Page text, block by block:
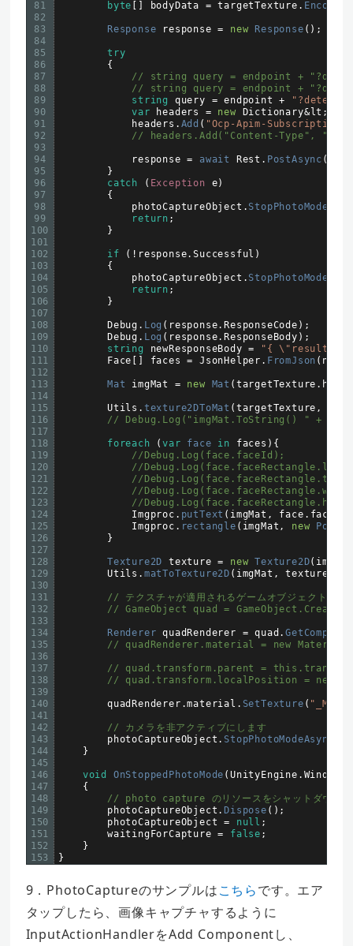
81
82
83
84
85
86
87
88
89
90
91
92
93
94
95
96
97
98
99
100
101
102
103
104
105
106
107
108
109
110
111
112
113
114
115
116
117
118
119
120
121
122
123
124
125
126
127
128
129
130
131
132
133
134
135
136
137
138
139
140
141
142
143
144
145
146
147
148
149
150
151
152
153
byte [ ] bodyData = targetTexture .
Response response = new Response ( ) ;
try
{
// string query = endpoint +
// string query = endpoint +
string
query = endpoint +
var
headers = new Dictionary&lt ;
headers . Add ( "Ocp-Apim-Subscription-
// headers.Add("Content-Type",
response = await Rest . PostAsync (
}
catch
( Exception e)
{
photoCaptureObject .
return ;
}
if ( ! response.Successful )
{
photoCaptureObject .
return ;
}
Debug . Log ( response.ResponseCode ) ;
Debug . Log ( response.ResponseBody ) ;
string
newResponseBody =
"{
Face [ ] faces = JsonHelper . FromJson (
Mat imgMat = new Mat ( targetTexture .
Utils . texture2DToMat ( targetTexture ,
// Debug.Log("imgMat.ToString() " +
foreach (var face in faces ) {
//Debug.Log(face.faceId);
//
//Debug.Log(face.faceRectangle.top);
//
//
Imgproc . putText ( imgMat , face .
Imgproc . rectangle ( imgMat , new Point
}
Texture2D texture = new Texture2D( imgMat
Utils . matToTexture2D ( imgMat , texture
// テクスチャが適用されるゲームオブジェクトを作
// GameObject quad =
Renderer quadRenderer = quad .
// quadRenderer.material = new
// quad.transform.parent =
// quad.transform.localPosition = new
quadRenderer .material . SetTexture (
// カメラを非アクティブにします
photoCaptureObject . StopPhotoModeAsync
}
void OnStoppedPhotoMode (UnityEngine . Windows
{
// photo capture のリソースをシャットダウンし
photoCaptureObject .Dispose ( ) ;
photoCaptureObject
= null ;
waitingForCapture
= false ;
}
}
9．PhotoCaptureのサンプルはこちらです。エア
タップしたら、画像キャプチャするように
InputActionHandlerをAdd Componentし、